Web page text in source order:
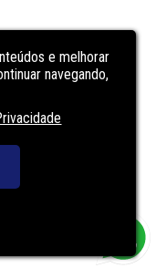
e melhorar
navegando,